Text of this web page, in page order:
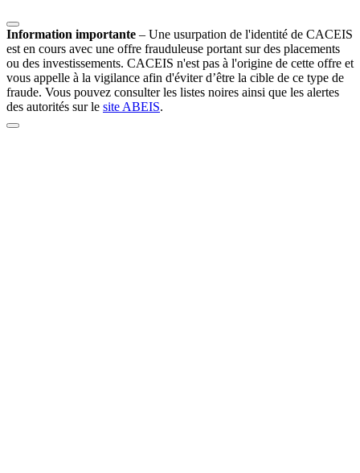
Information importante – Une usurpation de l'identité de CACEIS
est en cours avec une offre frauduleuse portant sur des placements
ou des investissements. CACEIS n'est pas à l'origine de cette offre et
vous appelle à la vigilance afin d'éviter d’être la cible de ce type de
fraude. Vous pouvez consulter les listes noires ainsi que les alertes
des autorités sur le site ABEIS.